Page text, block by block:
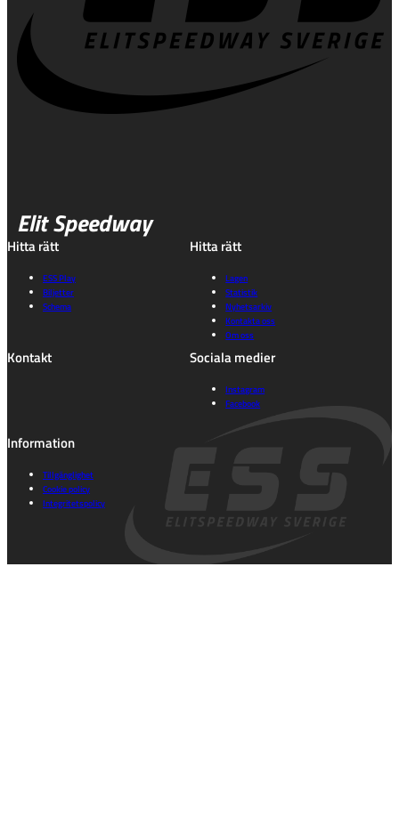
Elit Speedway
Hitta rätt
ESS Play
Biljetter
Schema
Hitta rätt
Lagen
Statistik
Nyhetsarkiv
Kontakta oss
Om oss
Kontakt Sociala medier
Instagram
Facebook
Information
Tillgänglighet
Cookie policy
Integritetspolicy